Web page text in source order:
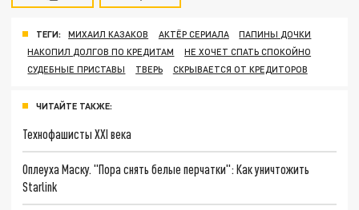
ТЕГИ: МИХАИЛ КАЗАКОВ АКТЁР СЕРИАЛА
ПАПИНЫ ДОЧКИ
НАКОПИЛ ДОЛГОВ ПО КРЕДИТАМ
НЕ ХОЧЕТ СПАТЬ СПОКОЙНО
СУДЕБНЫЕ ПРИСТАВЫ
ТВЕРЬ СКРЫВАЕТСЯ ОТ КРЕДИТОРОВ
ЧИТАЙТЕ ТАКЖЕ:
Технофашисты XXI века
Оплеуха Маску. "Пора снять белые перчатки": Как уничтожить
Starlink